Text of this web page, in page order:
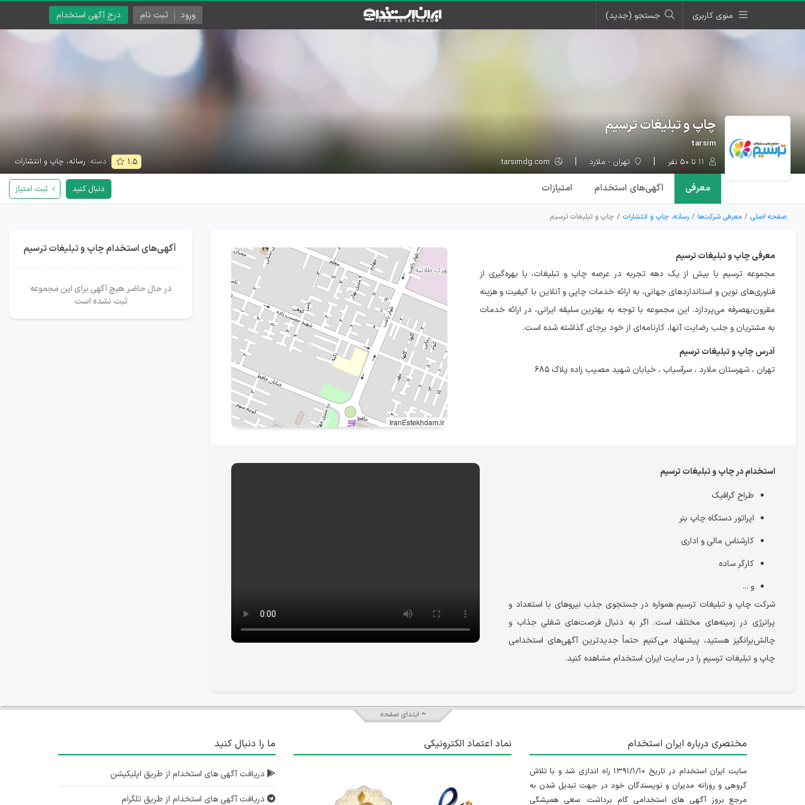
منوی کاربری جستجو (جدید) درج آگهی استخدام ورود ثبت نام
چاپ و تبلیغات ترسیم
tarsim
تهران - ملارد ۱.۵ دسته: رسانه، چاپ و انتشارات
معرفی آگهی‌های استخدام امتیازات دنبال کنید ثبت امتیاز
صفحه اصلی معرفی شرکت‌ها رسانه، چاپ و انتشارات چاپ و تبلیغات ترسیم
معرفی چاپ و تبلیغات ترسیم
مجموعه ترسیم با بیش از یک دهه تجربه در عرصه چاپ و تبلیغات، با بهره‌گیری از
فناوری‌های نوین و استانداردهای جهانی، به ارائه خدمات چاپی و آنلاین با کیفیت و هزینه
مقرون‌بهصرفه می‌پردازد. این مجموعه با توجه به بهترین سلیقه ایرانی، در ارائه خدمات
به مشتریان و جلب رضایت آنها، کارنامه‌ای از خود برجای گذاشته شده است.
آدرس چاپ و تبلیغات ترسیم
تهران ، شهرستان ملارد ، سرآسیاب ، خیابان شهید مصیب زاده پلاک ۶۸۵
IranEstekhdam.ir
استخدام در چاپ و تبلیغات ترسیم
طراح گرافیک
اپراتور دستگاه چاپ بنر
کارشناس مالی و اداری
کارگر ساده
و ...
شرکت چاپ و تبلیغات ترسیم همواره در جستجوی جذب نیروهای با استعداد و
پرانرژی در زمینه‌های مختلف است. اگر به دنبال فرصت‌های شغلی جذاب و
چالش‌برانگیز هستید، پیشنهاد می‌کنیم حتماً جدیدترین آگهی‌های استخدامی
چاپ و تبلیغات ترسیم را در سایت ایران استخدام مشاهده کنید.
آگهی‌های استخدام چاپ و تبلیغات ترسیم
در حال حاضر هیچ آگهی برای این مجموعه
ثبت نشده است
ابتدای صفحه
مختصری درباره ایران استخدام
سایت ایران استخدام در تاریخ ۱۳۹۱/۱/۱۰ راه اندازی شد و با تلاش
گروهی و روزانه مدیران و نویسندگان خود در جهت تبدیل شدن به
مرجع بروز آگهی های استخدامی گام برداشت. سعی همیشگی
نماد اعتماد الکترونیکی ما را دنبال کنید
دریافت آگهی های استخدام از طریق اپلیکیشن
دریافت آگهی های استخدام از طریق تلگرام